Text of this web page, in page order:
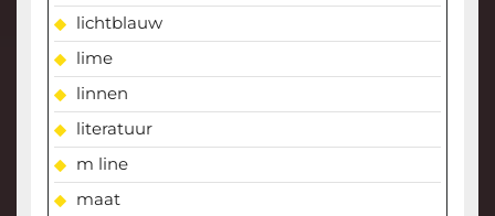
lichtblauw
lime
linnen
literatuur
m line
maat